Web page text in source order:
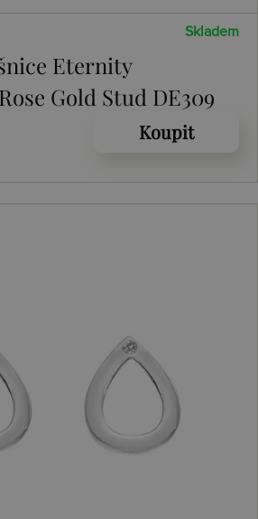
Skladem
Eternity
Gold Stud DE309
Koupit